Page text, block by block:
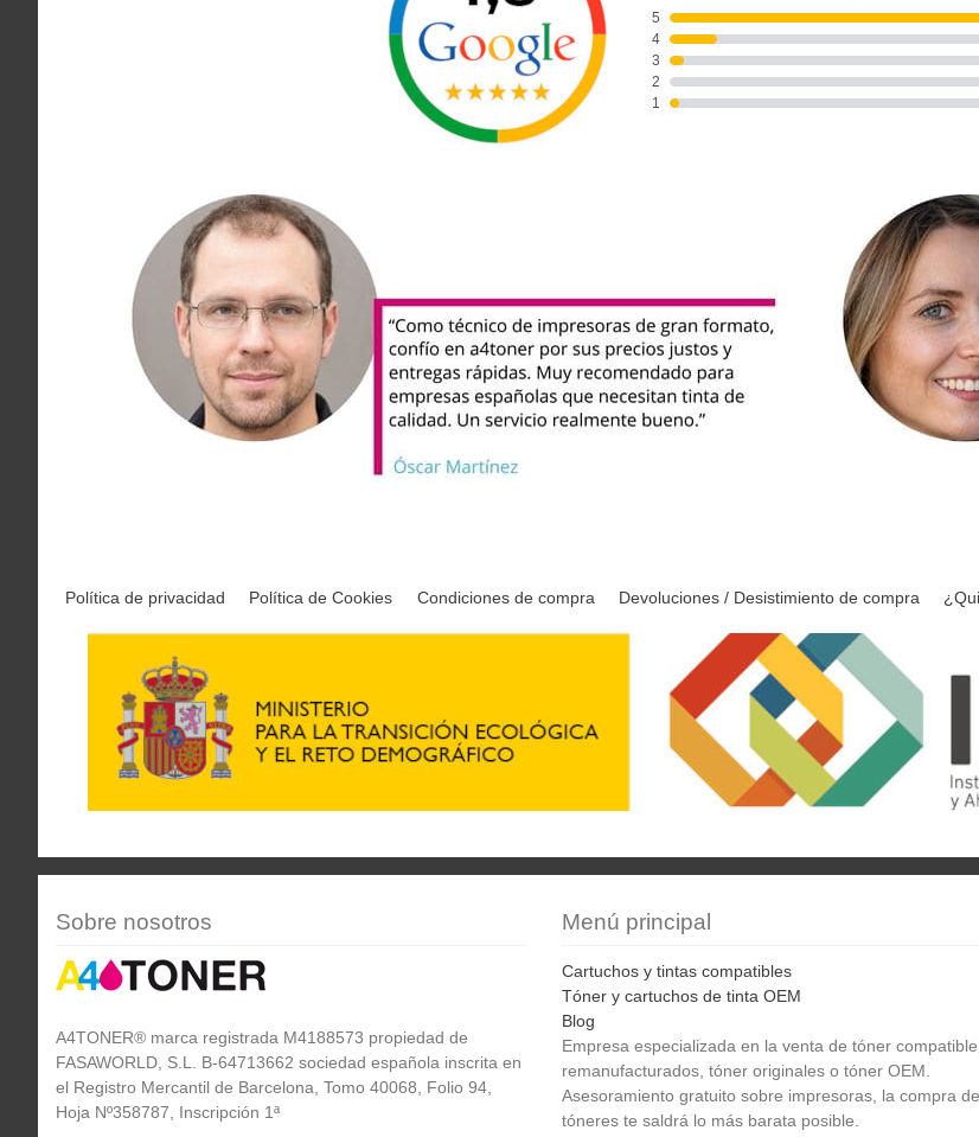
Política de privacidad Política de Cookies Condiciones de compra Devoluciones / Desistimiento de compra
Sobre nosotros
A4TONER® marca registrada M4188573 propiedad de
FASAWORLD, S.L. B-64713662 sociedad española inscrita en
el Registro Mercantil de Barcelona, Tomo 40068, Folio 94,
Hoja Nº358787, Inscripción 1ª
Menú principal
Cartuchos y tintas compatibles
Tóner y cartuchos de tinta OEM
Blog
Empresa especializada en la venta de tóner
remanufacturados, tóner originales o tóner OEM.
Asesoramiento gratuito sobre impresoras, la compra
tóneres te saldrá lo más barata posible.